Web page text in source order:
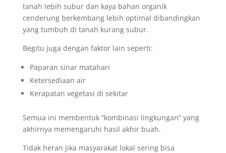
tanah lebih subur dan kaya bahan organik
cenderung berkembang lebih optimal dibandingkan
yang tumbuh di tanah kurang subur.
Begitu juga dengan faktor lain seperti:
Paparan sinar matahari
Ketersediaan air
Kerapatan vegetasi di sekitar
Semua ini membentuk “kombinasi lingkungan” yang
akhirnya memengaruhi hasil akhir buah.
Tidak heran jika masyarakat lokal sering bisa